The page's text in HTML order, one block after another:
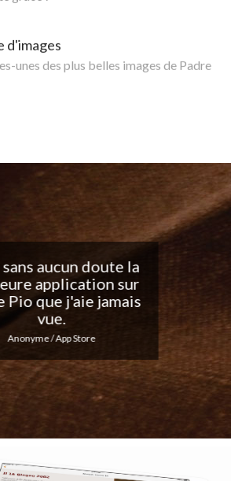
d'images
unes des plus belles images de Padre
application, j'adore
les notifications
Continuez
excellent travail !